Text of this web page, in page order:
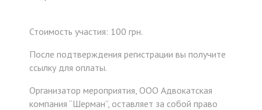
Стоимость участия: 100 грн.
После подтверждения регистрации вы получите
ссылку для оплаты.
Организатор мероприятия, ООО Адвокатская
компания “Шерман”, оставляет за собой право